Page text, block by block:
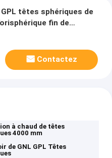
têtes sphériques de
fin de
Contactez
à chaud de têtes
4000 mm
de GNL GPL Têtes